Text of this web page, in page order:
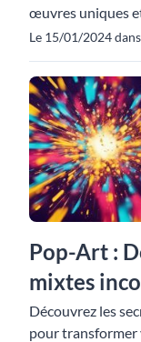
œuvres uniques
Le 15/01/2024
Pop-Art :
mixtes
Découvrez les
pour